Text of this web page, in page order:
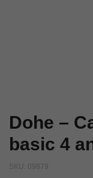
Dohe –
basic 4
SKU: 09879